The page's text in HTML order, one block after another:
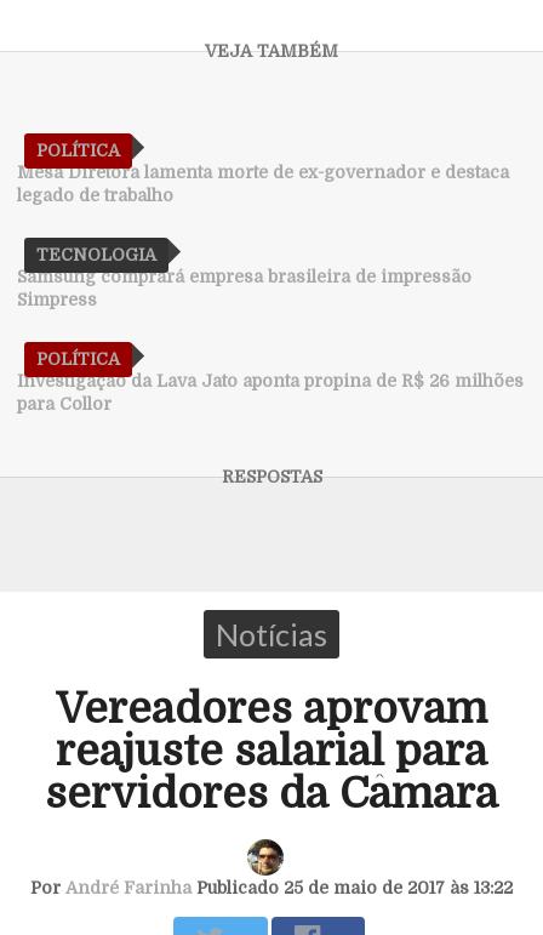
POLÍTICA
Mesa Diretora lamenta morte de ex-governador e destaca
legado de trabalho
TECNOLOGIA
Samsung comprará empresa brasileira de impressão
Simpress
POLÍTICA
Investigação da Lava Jato aponta propina de R$ 26 milhões
para Collor
Notícias
Vereadores aprovam
reajuste salarial para
servidores da Câmara
Por André Farinha Publicado 25 de maio de 2017 às 13:22